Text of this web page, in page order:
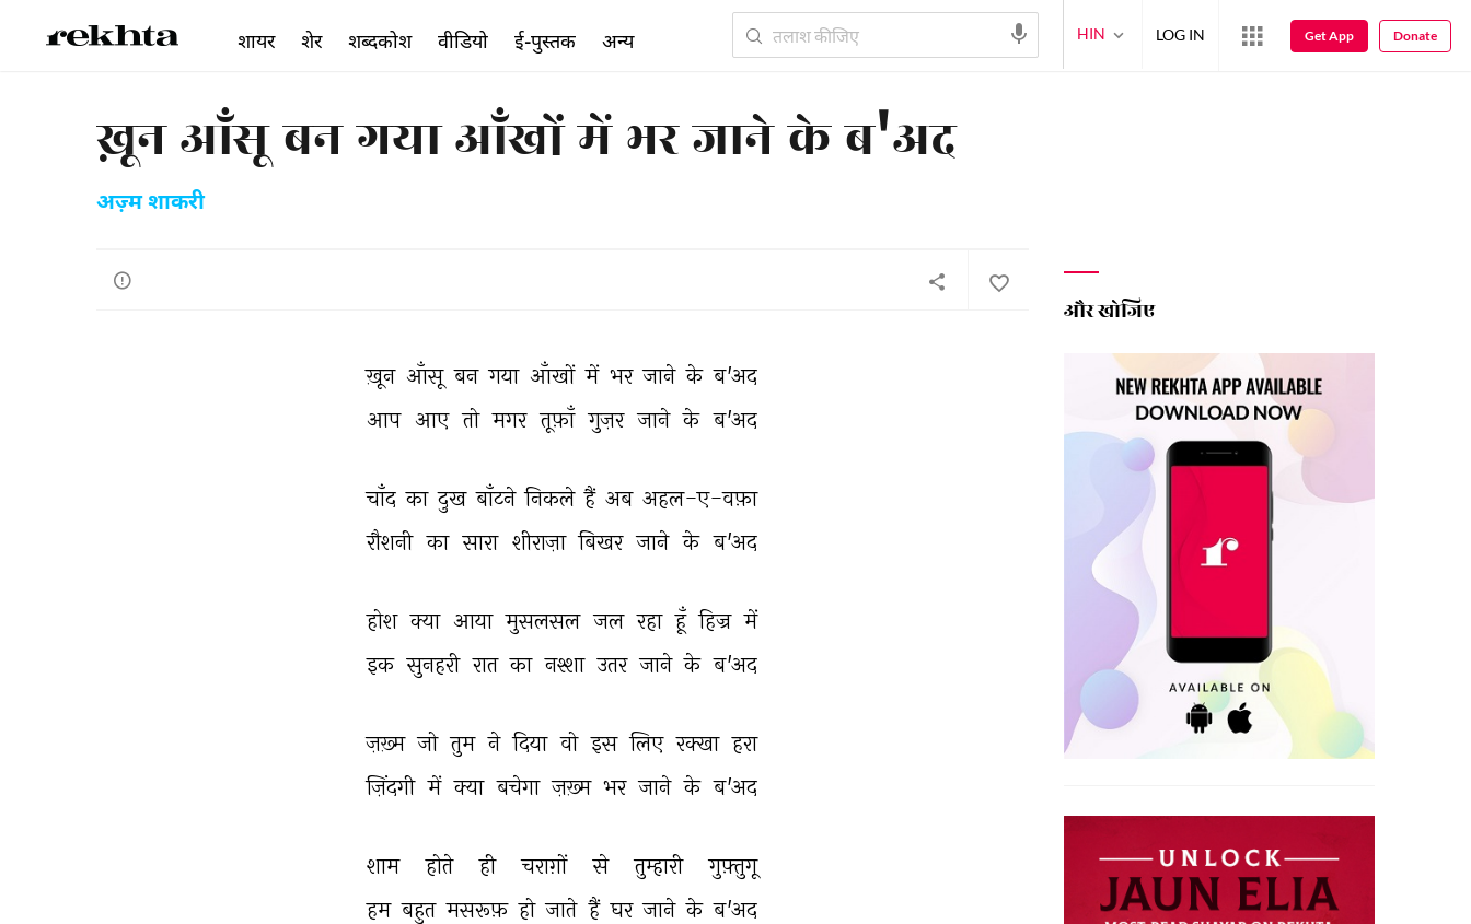
ख़ून आँसू बन गया आँखों में भर जाने के ब'अद
अज़्म शाकरी
ख़ून आँसू बन गया आँखों में भर जाने के ब'अद
आप आए तो मगर तूफ़ाँ गुज़र जाने के ब'अद
चाँद का दुख बाँटने निकले हैं अब अहल-ए-वफ़ा
रौशनी का सारा शीराज़ा बिखर जाने के ब'अद
होश क्या आया मुसलसल जल रहा हूँ हिज्र में
इक सुनहरी रात का नश्शा उतर जाने के ब'अद
ज़ख़्म जो तुम ने दिया वो इस लिए रक्खा हरा
ज़िंदगी में क्या बचेगा ज़ख़्म भर जाने के ब'अद
शाम होते ही चराग़ों से तुम्हारी
गुफ़्तुगू
हम बहुत मसरूफ़ हो जाते हैं घर जाने के ब'अद
और खोजिए
शायर शेर शब्दकोश वीडियो ई-पुस्तक अन्य HIN LOG IN Get App Donate